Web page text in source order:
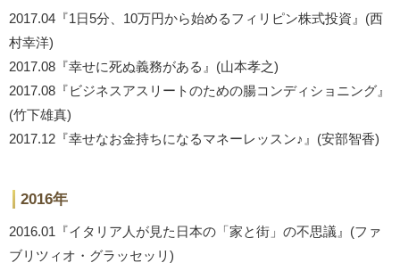
2017.04『1日5分、10万円から始めるフィリピン株式投資』(西
村幸洋)
2017.08『幸せに死ぬ義務がある』(山本孝之)
2017.08『ビジネスアスリートのための腸コンディショニング』
(竹下雄真)
2017.12『幸せなお金持ちになるマネーレッスン♪』(安部智香)
2016年
2016.01『イタリア人が見た日本の「家と街」の不思議』(ファ
ブリツィオ・グラッセッリ)